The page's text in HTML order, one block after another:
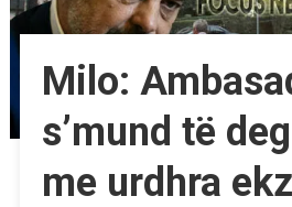
Milo:
s’mund të
me urdhra